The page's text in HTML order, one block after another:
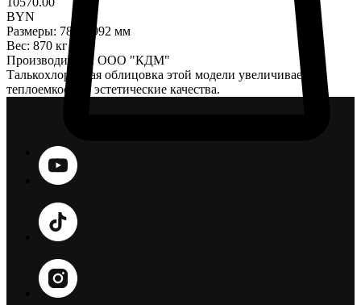
BYN
Размеры: 780х1992 мм
Вес: 870 кг
Производитель: ООО "КДМ"
Талькохлоритная облицовка этой модели увеличивает
теплоемкость и эстетические качества.